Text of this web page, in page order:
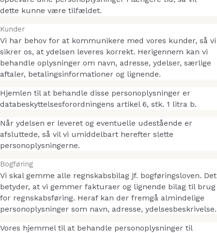
dette kunne være tilfældet.
Kunder
Vi har behov for at kommunikere med vores kunder, så vi
sikrer os, at ydelsen leveres korrekt. Herigennem kan vi
behandle oplysninger om navn, adresse, ydelser, særlige
aftaler, betalingsinformationer og lignende.
Hjemlen til at behandle disse personoplysninger er
databeskyttelsesforordningens artikel 6, stk. 1 litra b.
Når ydelsen er leveret og eventuelle udestående er
afsluttede, så vil vi umiddelbart herefter slette
personoplysningerne.
Bogføring
Vi skal gemme alle regnskabsbilag jf. bogføringsloven. Det
betyder, at vi gemmer fakturaer og lignende bilag til brug
for regnskabsføring. Heraf kan der fremgå almindelige
personoplysninger som navn, adresse, ydelsesbeskrivelse.
Vores hjemmel til at behandle personoplysninger til